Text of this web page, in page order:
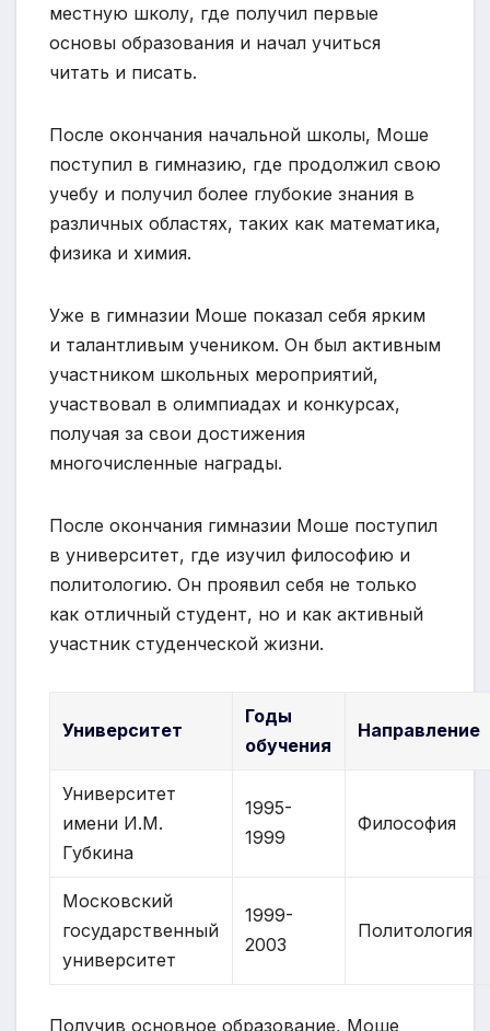
местную школу, где получил первые
основы образования и начал учиться
читать и писать.
После окончания начальной школы, Моше
поступил в гимназию, где продолжил свою
учебу и получил более глубокие знания в
различных областях, таких как математика,
физика и химия.
Уже в гимназии Моше показал себя ярким
и талантливым учеником. Он был активным
участником школьных мероприятий,
участвовал в олимпиадах и конкурсах,
получая за свои достижения
многочисленные награды.
После окончания гимназии Моше поступил
в университет, где изучил философию и
политологию. Он проявил себя не только
как отличный студент, но и как активный
участник студенческой жизни.
Университет
Годы
обучения
Направление
Университет
имени И.М.
Губкина
1995-
1999
Философия
Московский
государственный
университет
1999-
2003
Политология
Получив основное образование, Моше